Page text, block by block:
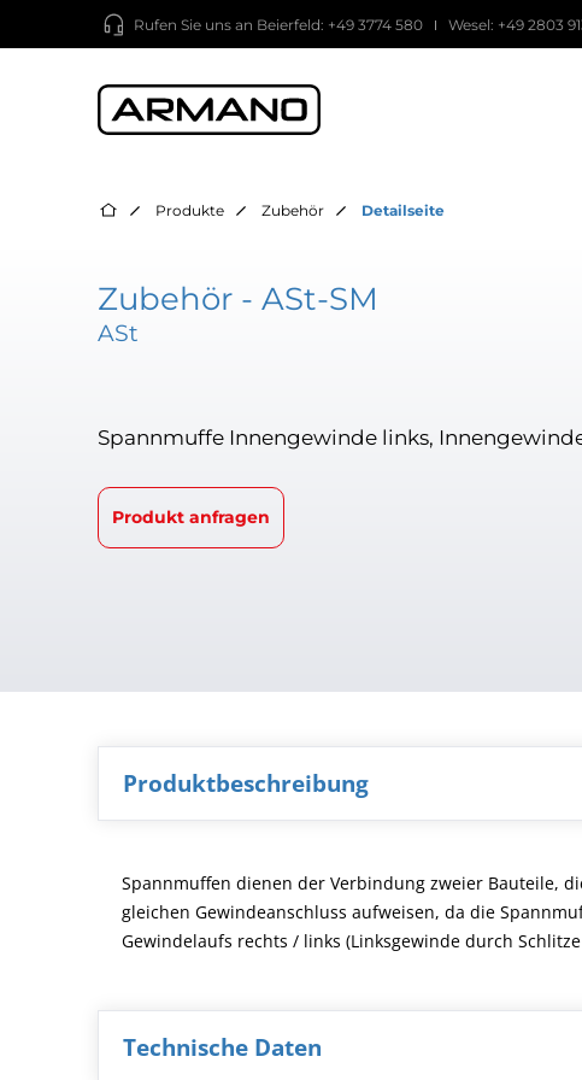
Rufen Sie uns an Beierfeld: +49 3774 580 Wesel: +49 2803
Produkte Zubehör Detailseite
Zubehör - ASt-SM
ASt
Spannmuffe Innengewinde links,
Produkt anfragen
Produktbeschreibung
Spannmuffen dienen der Verbindung zweier Bauteile,
gleichen Gewindeanschluss aufweisen, da die
Gewindelaufs rechts / links (Linksgewinde durch
Technische Daten